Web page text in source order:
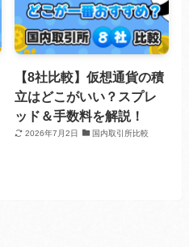
【8社比較】仮想通貨の積
立はどこがいい？スプレ
ッド＆手数料を解説！
2026年7月2日 国内取引所比較